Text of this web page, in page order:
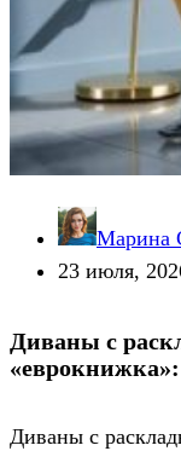
Марина
23 июля,
Диваны с
Диваны с